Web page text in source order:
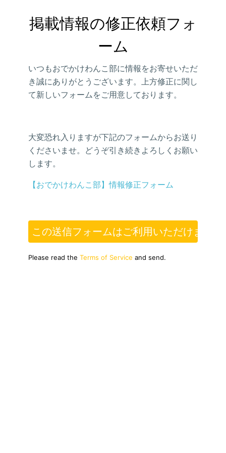
掲載情報の修正依頼フォ
ーム
いつもおでかけわんこ部に情報をお寄せいただ
き誠にありがとうございます。上方修正に関し
て新しいフォームをご用意しております。
大変恐れ入りますが下記のフォームからお送り
くださいませ。どうぞ引き続きよろしくお願い
します。
【おでかけわんこ部】情報修正フォーム
この送信フォームはご利用いただけません
Please read the Terms of Service and send.